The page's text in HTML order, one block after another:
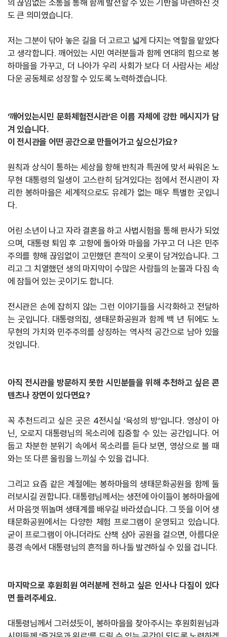
의 끊임없는 소통을 통해 함께 발전할 수 있는 기반을 마련하신 것
도 큰 의미였습니다.
저는 그분이 닦아 놓은 길을 더 고르고 넓게 다지는 역할을 맡았다
고 생각합니다. 깨어있는 시민 여러분들과 함께 연대의 힘으로 봉
하마을을 가꾸고, 더 나아가 우리 사회가 보다 더 사람사는 세상
다운 공동체로 성장할 수 있도록 노력하겠습니다.
‘깨어있는시민 문화체험전시관’은 이름 자체에 강한 메시지가 담
겨 있습니다.
이 전시관을 어떤 공간으로 만들어가고 싶으신가요?
원칙과 상식이 통하는 세상을 향해 반칙과 특권에 맞서 싸워온 노
무현 대통령의 일생이 고스란히 담겨있다는 점에서 전시관이 자
리한 봉하마을은 세계적으로도 유례가 없는 매우 특별한 곳입니
다.
어린 소년이 나고 자라 결혼을 하고 사법시험을 통해 판사가 되었
으며, 대통령 퇴임 후 고향에 돌아와 마을을 가꾸고 더 나은 민주
주의를 향해 끊임없이 고민했던 흔적이 오롯이 담겨있습니다. 그
리고 그 치열했던 생의 마지막이 수많은 사람들의 눈물과 다짐 속
에 잠들어 있는 곳이기도 합니다.
전시관은 손에 잡히지 않는 그런 이야기들을 시각화하고 전달하
는 곳입니다. 대통령의집, 생태문화공원과 함께 백 년 뒤에도 노
무현의 가치와 민주주의를 상징하는 역사적 공간으로 남아 있을
것입니다.
아직 전시관을 방문하지 못한 시민분들을 위해 추천하고 싶은 콘
텐츠나 장면이 있다면요?
꼭 추천드리고 싶은 곳은 4전시실 ‘육성의 방’입니다. 영상이 아
닌, 오로지 대통령님의 목소리에 집중할 수 있는 공간입니다. 어
둡고 차분한 분위기 속에서 목소리를 듣다 보면, 영상으로 볼 때
와는 또 다른 울림을 느끼실 수 있을 겁니다.
그리고 요즘 같은 계절에는 봉하마을의 생태문화공원을 함께 둘
러보시길 권합니다. 대통령님께서는 생전에 아이들이 봉하마을에
서 마음껏 뛰놀며 생태계를 배우길 바라셨습니다. 그 뜻을 이어 생
태문화공원에서는 다양한 체험 프로그램이 운영되고 있습니다.
굳이 프로그램이 아니더라도 산책 삼아 공원을 걸으면, 아름다운
풍경 속에서 대통령님의 흔적을 하나둘 발견하실 수 있을 겁니다.
마지막으로 후원회원 여러분께 전하고 싶은 인사나 다짐이 있다
면 들려주세요.
대통령님께서 그러셨듯이, 봉하마을을 찾아주시는 후원회원님과